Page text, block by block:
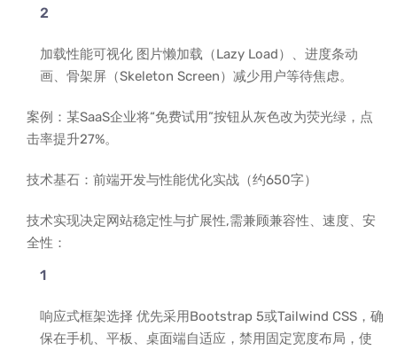
加载性能可视化 图片懒加载（Lazy Load）、进度条动
画、骨架屏（Skeleton Screen）减少用户等待焦虑。
案例：某SaaS企业将“免费试用”按钮从灰色改为荧光绿，点
击率提升27%。
技术基石：前端开发与性能优化实战（约650字）
技术实现决定网站稳定性与扩展性,需兼顾兼容性、速度、安
全性：
响应式框架选择 优先采用Bootstrap 5或Tailwind CSS，确
保在手机、平板、桌面端自适应，禁用固定宽度布局，使